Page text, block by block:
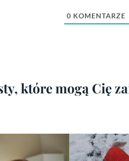
0 KOMENTARZE
które mogą Cię